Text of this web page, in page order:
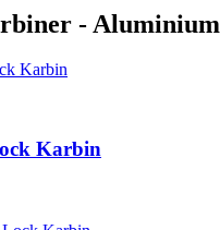
- Aluminium
Karbin